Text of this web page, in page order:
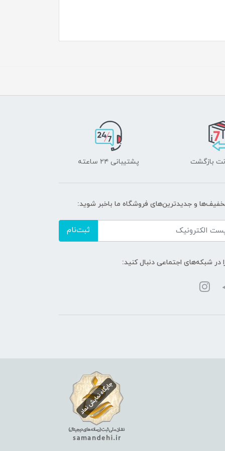
پشتیبانی ۲۴ ساعته
و جدیدترین‌های فروشگاه ما باخبر شوید:
ثبت‌نام
در شبکه‌های اجتماعی دنبال کنید: